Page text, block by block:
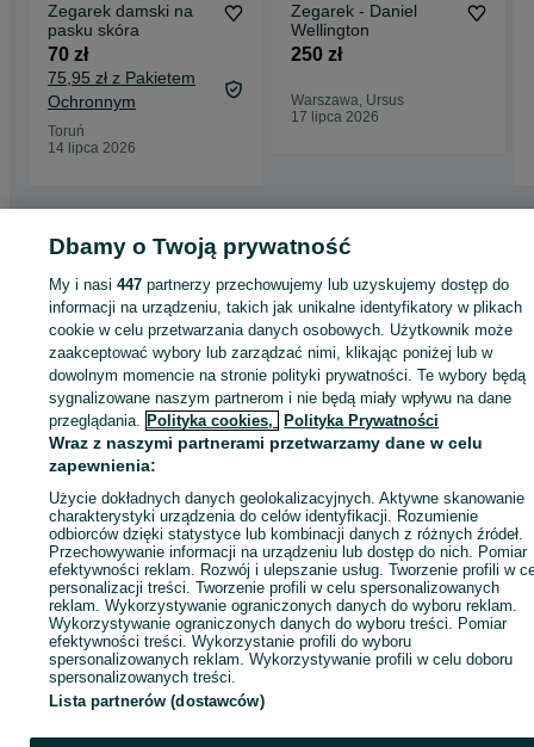
Zegarek damski na
pasku skóra
70 zł
75,95 zł z Pakietem
Ochronnym
Toruń
14 lipca 2026
Zegarek - Daniel
Wellington
250 zł
Warszawa, Ursus
17 lipca 2026
Strona główna Moda Zegarki Zegarki damskie
KATEGORIA
945282395 Wyświetlenia:
Kup
Dbamy o Twoją prywatność
My i nasi447 partnerzy przechowujemy lub uzyskujemy dostęp do
informacji na urządzeniu, takich jak unikalne identyfikatory w plikach
cookie w celu przetwarzania danych osobowych. Użytkownik może
zaakceptować wybory lub zarządzać nimi, klikając poniżej lub w
dowolnym momencie na stronie polityki prywatności. Te wybory będą
sygnalizowane naszym partnerom i nie będą miały wpływu na dane
przeglądania. Polityka cookies, Polityka Prywatności
Wraz z naszymi partnerami przetwarzamy dane w celu
zapewnienia:
Użycie dokładnych danych geolokalizacyjnych. Aktywne skanowanie
charakterystyki urządzenia do celów identyfikacji. Rozumienie
odbiorców dzięki statystyce lub kombinacji danych z różnych źródeł.
Przechowywanie informacji na urządzeniu lub dostęp do nich. Pomiar
efektywności reklam. Rozwój i ulepszanie usług. Tworzenie profili w
personalizacji treści. Tworzenie profili w celu spersonalizowanych
reklam. Wykorzystywanie ograniczonych danych do wyboru reklam.
Wykorzystywanie ograniczonych danych do wyboru treści. Pomiar
efektywności treści. Wykorzystanie profili do wyboru
spersonalizowanych reklam. Wykorzystywanie profili w celu doboru
spersonalizowanych treści.
Lista partnerów (dostawców)